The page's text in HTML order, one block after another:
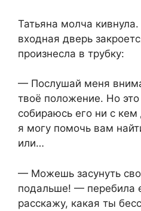
Татьяна молча
входная дверь
произнесла в трубку:
— Послушай меня
твоё положение. Но
собираюсь его ни с
я могу помочь вам
или…
— Можешь засунуть
подальше! — перебила
расскажу, какая ты